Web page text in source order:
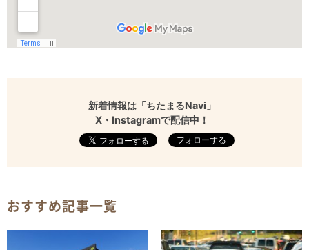
新着情報は「ちたまるNavi」
X・Instagramで配信中！
フォローする
おすすめ記事一覧